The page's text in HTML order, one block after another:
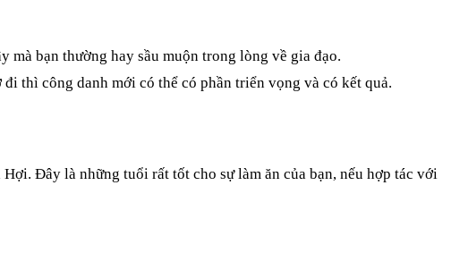
bạn thường hay sầu muộn trong lòng về gia đạo.
thì công danh mới có thể có phần triển vọng và có kết quả.
Đây là những tuổi rất tốt cho sự làm ăn của bạn, nếu hợp tác với